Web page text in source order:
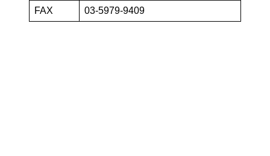
FAX 03-5979-9409